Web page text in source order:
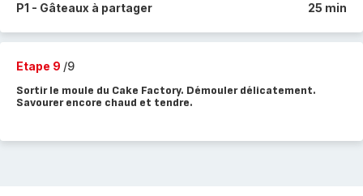
P1 - Gâteaux à partager 25 min
Etape 9 /9
Sortir le moule du Cake Factory. Démouler délicatement.
Savourer encore chaud et tendre.